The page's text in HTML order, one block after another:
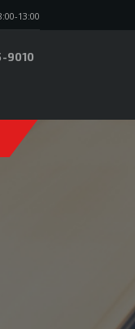
13:00
9010